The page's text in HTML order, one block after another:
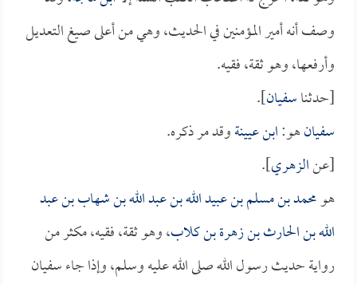
وصف أنه أمير المؤمنين في الحديث، وهي من أعلى صيغ التعديل
وأرفعها، وهو ثقة، فقيه.
[حدثناسفيان].
سفيانهو:ابن عيينةوقد مر ذكره.
[عنالزهري].
هومحمد بن مسلم بن عبيد الله بن عبد الله بن شهاب بن عبد
الله بن الحارث بن زهرة بن كلاب، وهو ثقة، فقيه، مكثر من
رواية حديث رسول الله صلى الله عليه وسلم، وإذا جاء سفيان